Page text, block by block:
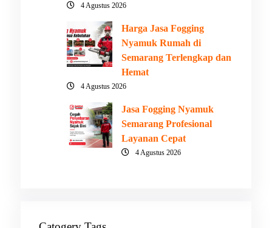
4 Agustus 2026
Harga Jasa Fogging
Nyamuk Rumah di
Semarang Terlengkap dan
Hemat
4 Agustus 2026
Jasa Fogging Nyamuk
Semarang Profesional
Layanan Cepat
4 Agustus 2026